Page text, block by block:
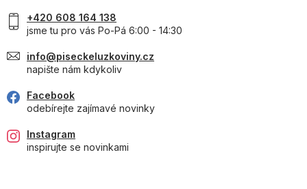
+420 608 164 138
jsme tu pro vás Po-Pá 6:00 - 14:30
info@piseckeluzkoviny.cz
napište nám kdykoliv
Facebook
odebírejte zajímavé novinky
Instagram
inspirujte se novinkami